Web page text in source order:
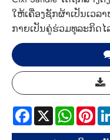
ໃຫ້ເຄື່ອງຊັກຜ້າເປັນເວລ
ກາຍເປັນຄູ່ຮ່ວມທຸລະກິດ
Facebook
X